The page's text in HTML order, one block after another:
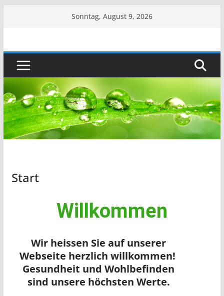
Sonntag, August 9, 2026
Start
Willkommen
Wir heissen Sie auf unserer
Webseite herzlich willkommen!
Gesundheit und Wohlbefinden
sind unsere höchsten Werte.